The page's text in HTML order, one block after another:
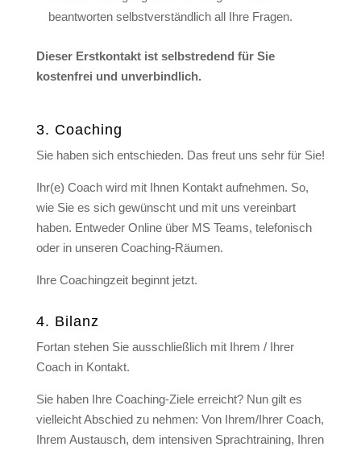
beantworten selbstverständlich all Ihre Fragen.
Dieser Erstkontakt ist selbstredend für Sie
kostenfrei und unverbindlich.
3. Coaching
Sie haben sich entschieden. Das freut uns sehr für Sie!
Ihr(e) Coach wird mit Ihnen Kontakt aufnehmen. So,
wie Sie es sich gewünscht und mit uns vereinbart
haben. Entweder Online über MS Teams, telefonisch
oder in unseren Coaching-Räumen.
Ihre Coachingzeit beginnt jetzt.
4. Bilanz
Fortan stehen Sie ausschließlich mit Ihrem / Ihrer
Coach in Kontakt.
Sie haben Ihre Coaching-Ziele erreicht? Nun gilt es
vielleicht Abschied zu nehmen: Von Ihrem/Ihrer Coach,
Ihrem Austausch, dem intensiven Sprachtraining, Ihren